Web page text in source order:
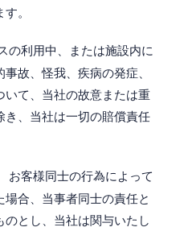
。
の利用中、または施設内に
故、怪我、疾病の発症、
いて、当社の故意または重
き、当社は一切の賠償責任
お客様同士の行為によって
場合、当事者同士の責任と
とし、当社は関与いたし